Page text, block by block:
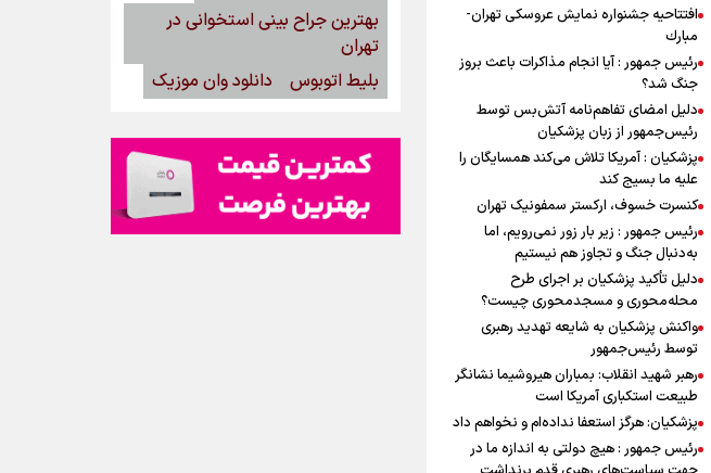
افتتاحیه جشنواره نمايش عروسكى تهران-
مبارك
رئیس جمهور : آیا انجام مذاکرات باعث بروز
جنگ شد؟
دلیل امضای تفاهم‌نامه آتش‌بس توسط
رئیس‌جمهور از زبان پزشکیان
پزشکیان : آمریکا تلاش می‌کند همسایگان را
علیه ما بسیج کند
کنسرت خسوف، ارکستر سمفونیک تهران
رئیس جمهور : زیر بار زور نمی‌رویم، اما
به‌دنبال جنگ و تجاوز هم نیستیم
دلیل تأکید پزشکیان بر اجرای طرح
محله‌محوری و مسجدمحوری چیست؟
واکنش پزشکیان به شایعه تهدید رهبری
توسط رئیس‌جمهور
رهبر شهید انقلاب: بمباران هیروشیما نشانگر
طبیعت استکباری آمریکا است
پزشکیان: هرگز استعفا نداده‌ام و نخواهم داد
رئیس جمهور : هیچ دولتی به اندازه ما در
بهترین جراح بینی استخوانی در
تهران
بلیط اتوبوس
دانلود وان موزیک